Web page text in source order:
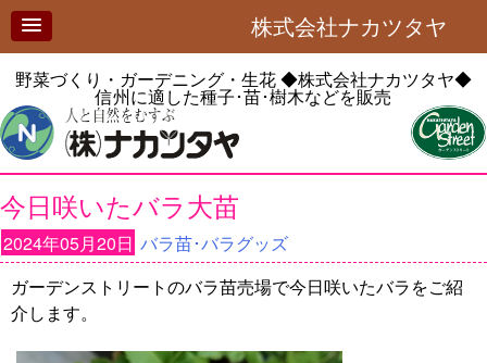
株式会社ナカツタヤ
野菜づくり・ガーデニング・生花◆株式会社ナカツタヤ◆
信州に適した種子･苗･樹木などを販売
今日咲いたバラ大苗
2024年05月20日 バラ苗･バラグッズ
ガーデンストリートのバラ苗売場で今日咲いたバラをご紹
介します。